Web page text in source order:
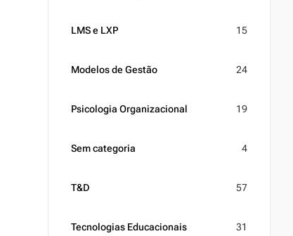
LMS e LXP 15
Modelos de Gestão 24
Psicologia Organizacional 19
Sem categoria 4
T&D 57
Tecnologias Educacionais 31